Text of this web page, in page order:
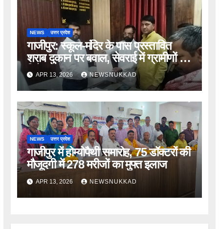
NEWS उत्तर प्रदेश
गाजीपुर: स्कूल-मंदिर के पास प्रस्तावित
शराब दुकान पर बवाल, सेवराई में ग्रामीणों का
विरोध
APR 13, 2026 NEWSNUKKAD
NEWS उत्तर प्रदेश
गाजीपुर में होम्योपैथी समारोह, 75 डॉक्टरों की
मौजूदगी में 278 मरीजों का मुफ्त इलाज
APR 13, 2026 NEWSNUKKAD